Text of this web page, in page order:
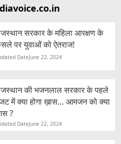
सरकार के महिला आरक्षण के
पर युवाओं को ऐतराज!
DateJune 22, 2024
की भजनलाल सरकार के पहले
में क्या होगा ख़ास… आमजन को क्या
?
DateJune 22, 2024